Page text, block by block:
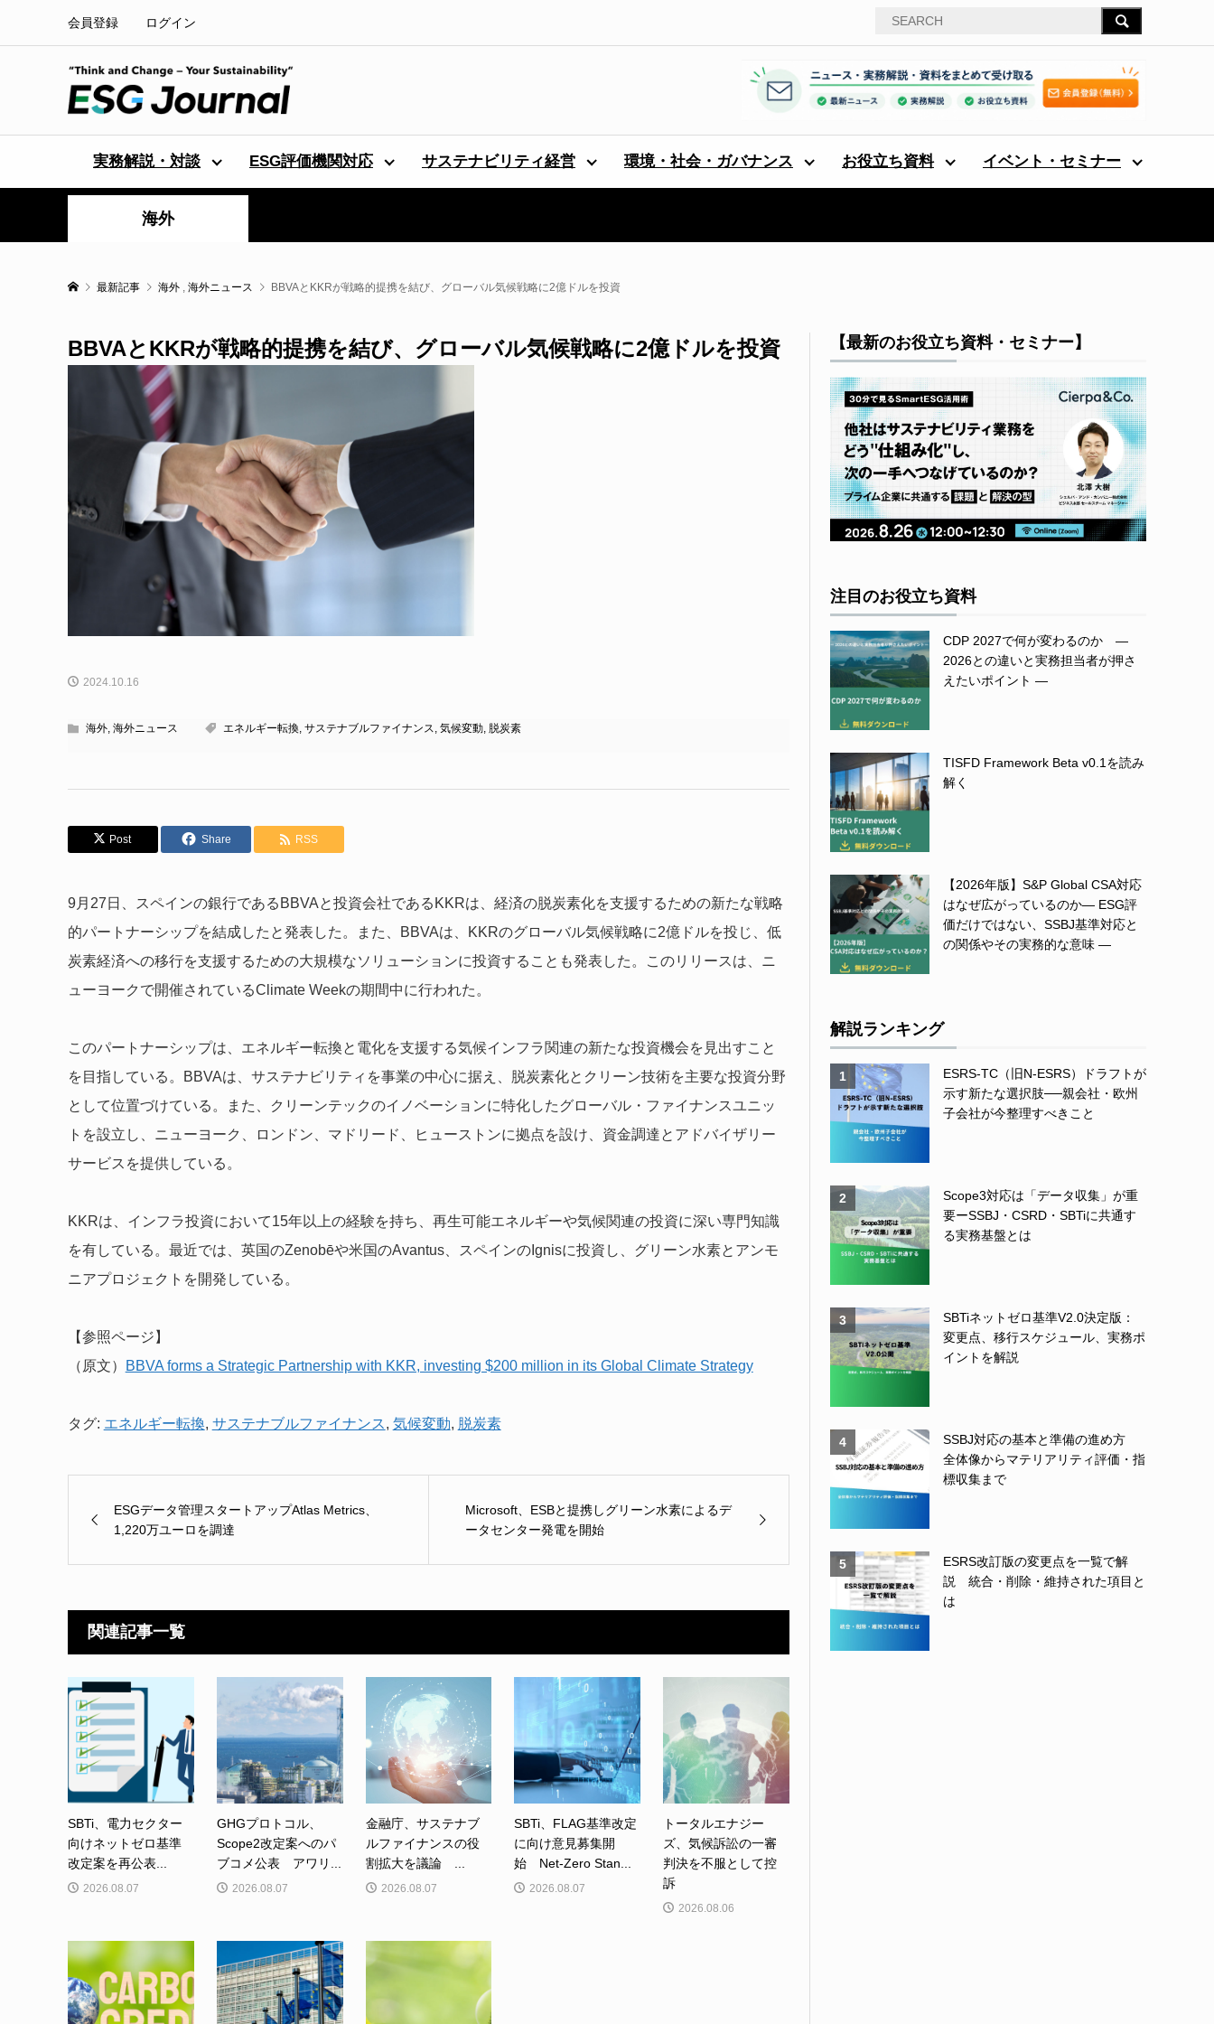
会員登録 ログイン
実務解説・対談 ESG評価機関対応 サステナビリティ経営 環境・社会・ガバナンス お役立ち資料 イベント・セミナー
海外
最新記事 海外 , 海外ニュース BBVAとKKRが戦略的提携を結び、グローバル気候戦略に2億ドルを投資
BBVAとKKRが戦略的提携を結び、グローバル気候戦略に2億ドルを投資
2024.10.16
海外, 海外ニュース エネルギー転換, サステナブルファイナンス, 気候変動, 脱炭素
Post Share RSS
9月27日、スペインの銀行であるBBVAと投資会社であるKKRは、経済の脱炭素化を支援するための新たな戦略
的パートナーシップを結成したと発表した。また、BBVAは、KKRのグローバル気候戦略に2億ドルを投じ、低
炭素経済への移行を支援するための大規模なソリューションに投資することも発表した。このリリースは、ニ
ューヨークで開催されているClimate Weekの期間中に行われた。
このパートナーシップは、エネルギー転換と電化を支援する気候インフラ関連の新たな投資機会を見出すこと
を目指している。BBVAは、サステナビリティを事業の中心に据え、脱炭素化とクリーン技術を主要な投資分野
として位置づけている。また、クリーンテックのイノベーションに特化したグローバル・ファイナンスユニッ
トを設立し、ニューヨーク、ロンドン、マドリード、ヒューストンに拠点を設け、資金調達とアドバイザリー
サービスを提供している。
KKRは、インフラ投資において15年以上の経験を持ち、再生可能エネルギーや気候関連の投資に深い専門知識
を有している。最近では、英国のZenobēや米国のAvantus、スペインのIgnisに投資し、グリーン水素とアンモ
ニアプロジェクトを開発している。
【参照ページ】
（原文）
BBVA forms a Strategic Partnership with KKR, investing $200 million in its Global Climate Strategy
タグ: エネルギー転換, サステナブルファイナンス, 気候変動, 脱炭素
ESGデータ管理スタートアップAtlas Metrics、
1,220万ユーロを調達
Microsoft、ESBと提携しグリーン水素によるデ
ータセンター発電を開始
関連記事一覧
SBTi、電力セクター
向けネットゼロ基準
改定案を再公表...
2026.08.07
GHGプロトコル、
Scope2改定案へのパ
ブコメ公表 アワリ...
2026.08.07
金融庁、サステナブ
ルファイナンスの役
割拡大を議論 ...
2026.08.07
SBTi、FLAG基準改定
に向け意見募集開
始 Net-Zero Stan...
2026.08.07
トータルエナジー
ズ、気候訴訟の一審
判決を不服として控
訴
2026.08.06
【最新のお役立ち資料・セミナー】
注目のお役立ち資料
CDP 2027で何が変わるのか ―
2026との違いと実務担当者が押さ
えたいポイント ―
TISFD Framework Beta v0.1を読み
解く
【2026年版】S&P Global CSA対応
はなぜ広がっているのか― ESG評
価だけではない、SSBJ基準対応と
の関係やその実務的な意味 ―
解説ランキング
1
ESRS-TC（旧N-ESRS）ドラフトが
示す新たな選択肢──親会社・欧州
子会社が今整理すべきこと
2
Scope3対応は「データ収集」が重
要ーSSBJ・CSRD・SBTiに共通す
る実務基盤とは
3
SBTiネットゼロ基準V2.0決定版：
変更点、移行スケジュール、実務ポ
イントを解説
4
SSBJ対応の基本と準備の進め方
全体像からマテリアリティ評価・指
標収集まで
5
ESRS改訂版の変更点を一覧で解
説 統合・削除・維持された項目と
は